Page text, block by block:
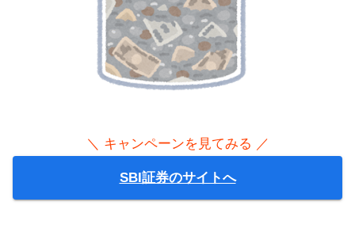
＼ キャンペーンを見てみる ／
SBI証券のサイトへ